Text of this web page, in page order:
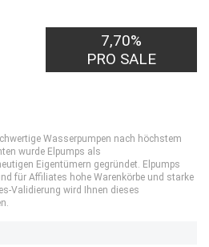
7,70%
PRO SALE
Wasserpumpen nach höchstem
wurde Elpumps als
Eigentümern gegründet. Elpumps
für Affiliates hohe Warenkörbe und starke
Validierung wird Ihnen dieses